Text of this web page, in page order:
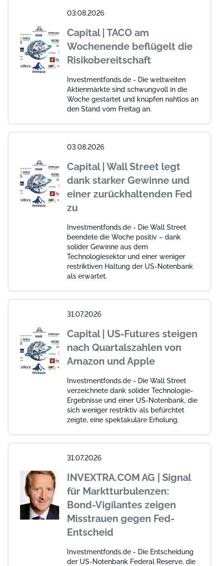
03.08.2026
Capital | TACO am
Wochenende beflügelt die
Risikobereitschaft
Investmentfonds.de - Die weltweiten
Aktienmärkte sind schwungvoll in die
Woche gestartet und knüpfen nahtlos an
den Stand vom Freitag an.
03.08.2026
Capital | Wall Street legt
dank starker Gewinne und
einer zurückhaltenden Fed
zu
Investmentfonds.de - Die Wall Street
beendete die Woche positiv – dank
solider Gewinne aus dem
Technologiesektor und einer weniger
restriktiven Haltung der US-Notenbank
als erwartet.
31.07.2026
Capital | US-Futures steigen
nach Quartalszahlen von
Amazon und Apple
Investmentfonds.de - Die Wall Street
verzeichnete dank solider Technologie-
Ergebnisse und einer US-Notenbank, die
sich weniger restriktiv als befürchtet
zeigte, eine spektakuläre Erholung.
31.07.2026
INVEXTRA.COM AG | Signal
für Marktturbulenzen:
Bond-Vigilantes zeigen
Misstrauen gegen Fed-
Entscheid
Investmentfonds.de - Die Entscheidung
der US-Notenbank Federal Reserve, die